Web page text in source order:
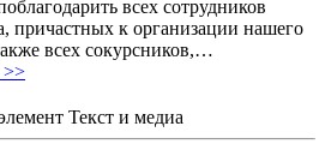
всех сотрудников
причастных к организации нашего
всех сокурсников,…
>>
Текст и медиа